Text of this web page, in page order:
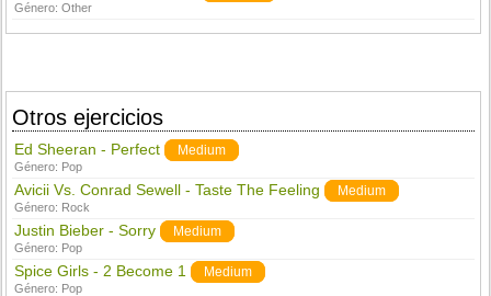
Género:Other
Otros ejercicios
Ed Sheeran - Perfect Medium
Género: Pop
Avicii Vs. Conrad Sewell - Taste The Feeling Medium
Género: Rock
Justin Bieber - Sorry Medium
Género: Pop
Spice Girls - 2 Become 1 Medium
Género: Pop